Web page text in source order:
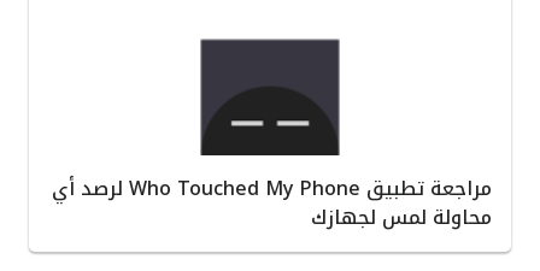
مراجعة تطبيق Who Touched My Phone لرصد أي
محاولة لمس لجهازك